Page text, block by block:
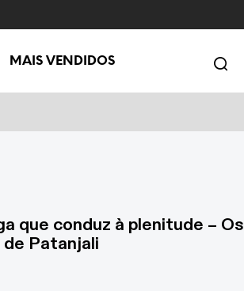
MAIS VENDIDOS
que conduz à plenitude – Os
Patanjali